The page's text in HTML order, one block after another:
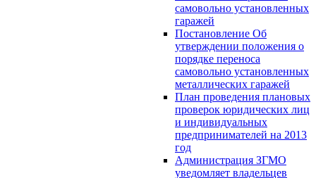
самовольно установленных
гаражей
Постановление Об
утверждении положения о
порядке переноса
самовольно установленных
металлических гаражей
План проведения плановых
проверок юридических лиц
и индивидуальных
предпринимателей на 2013
год
Администрация ЗГМО
уведомляет владельцев